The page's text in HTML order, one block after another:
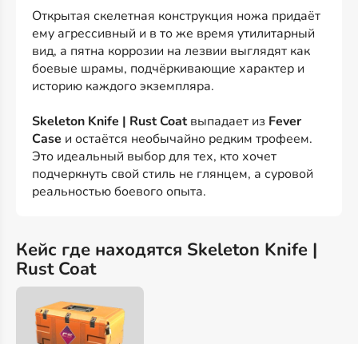
Открытая скелетная конструкция ножа придаёт
ему агрессивный и в то же время утилитарный
вид, а пятна коррозии на лезвии выглядят как
боевые шрамы, подчёркивающие характер и
историю каждого экземпляра.
Skeleton Knife | Rust Coatвыпадает из Fever
Case и остаётся необычайно редким трофеем.
Это идеальный выбор для тех, кто хочет
подчеркнуть свой стиль не глянцем, а суровой
реальностью боевого опыта.
Кейс где находятся Skeleton Knife |
Rust Coat